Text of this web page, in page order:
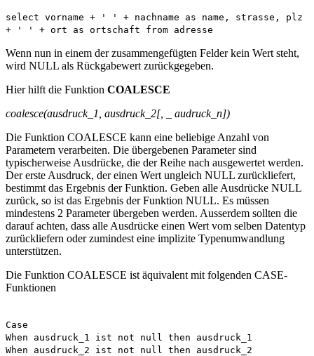
select vorname + ' ' + nachname as name, strasse, plz
+ ' ' + ort as ortschaft from adresse
Wenn nun in einem der zusammengefügten Felder kein Wert steht,
wird NULL als Rückgabewert zurückgegeben.
Hier hilft die Funktion COALESCE
coalesce(ausdruck_1, ausdruck_2[, _ audruck_n])
Die Funktion COALESCE kann eine beliebige Anzahl von
Parametern verarbeiten. Die übergebenen Parameter sind
typischerweise Ausdrücke, die der Reihe nach ausgewertet werden.
Der erste Ausdruck, der einen Wert ungleich NULL zurückliefert,
bestimmt das Ergebnis der Funktion. Geben alle Ausdrücke NULL
zurück, so ist das Ergebnis der Funktion NULL. Es müssen
mindestens 2 Parameter übergeben werden. Ausserdem sollten die
darauf achten, dass alle Ausdrücke einen Wert vom selben Datentyp
zurückliefern oder zumindest eine implizite Typenumwandlung
unterstützen.
Die Funktion COALESCE ist äquivalent mit folgenden CASE-
Funktionen
Case
When ausdruck_1 ist not null then ausdruck_1
When ausdruck_2 ist not null then ausdruck_2